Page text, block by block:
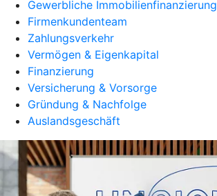
Gewerbliche Immobilienfinanzierung
Firmenkundenteam
Zahlungsverkehr
Vermögen & Eigenkapital
Finanzierung
Versicherung & Vorsorge
Gründung & Nachfolge
Auslandsgeschäft